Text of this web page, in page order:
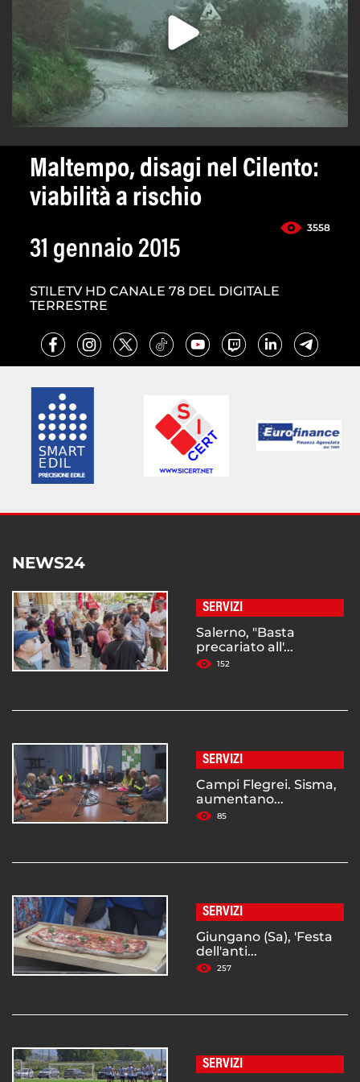
Maltempo, disagi nel Cilento:
viabilità a rischio
3558
31 gennaio 2015
STILETV HD CANALE 78 DEL DIGITALE
TERRESTRE
NEWS24
SERVIZI
Salerno, "Basta
precariato all'...
152
SERVIZI
Campi Flegrei. Sisma,
aumentano...
85
SERVIZI
Giungano (Sa), 'Festa
dell'anti...
257
SERVIZI